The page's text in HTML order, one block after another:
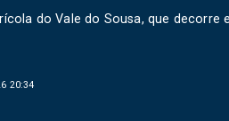
do Vale do Sousa, que
20:34